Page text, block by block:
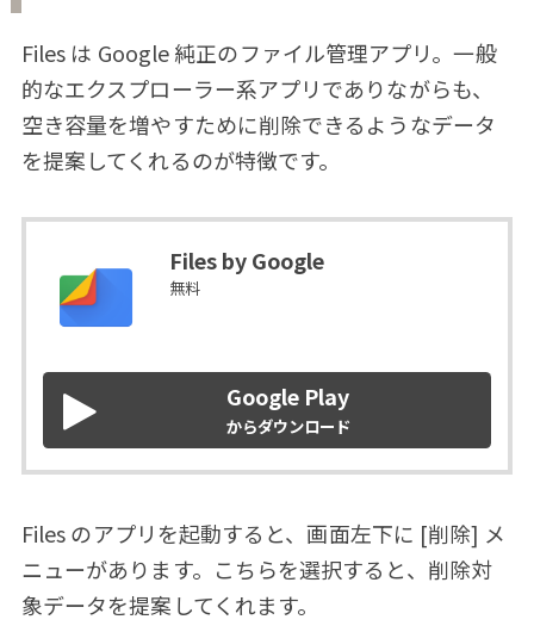
Files は Google 純正のファイル管理アプリ。一般
的なエクスプローラー系アプリでありながらも、
空き容量を増やすために削除できるようなデータ
を提案してくれるのが特徴です。
Files by Google
無料
Google Play
からダウンロード
Files のアプリを起動すると、画面左下に [削除] メ
ニューがあります。こちらを選択すると、削除対
象データを提案してくれます。